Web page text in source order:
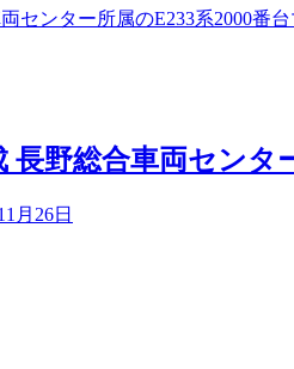
センター所属のE233系2000番
長野総合車両センタ
月26日